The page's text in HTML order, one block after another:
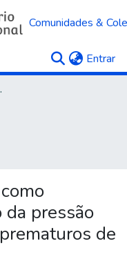
Comunidades &
Entrar
da pressão
de